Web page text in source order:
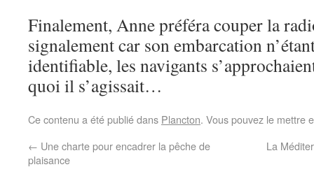
Finalement, Anne préféra couper la
signalement car son embarcation
identifiable, les navigants
quoi il s’agissait…
Ce contenu a été publié dans Plancton. Vous pouvez le mettre
← Une charte pour encadrer la pêche de
plaisance
La